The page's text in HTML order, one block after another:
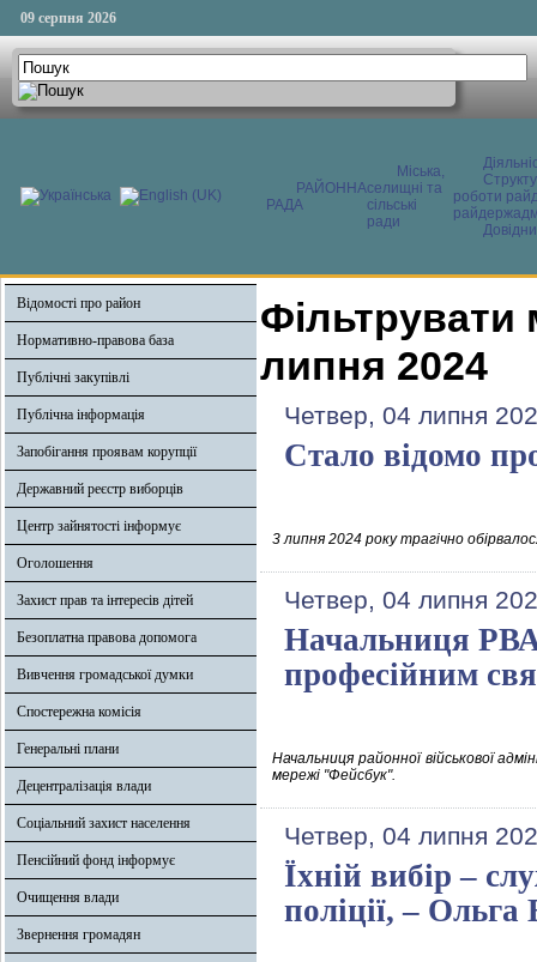
09 серпня 2026
РАЙОННА
РАДА
Міська,
селищні та
сільські
ради
роботи
Відомості про район
Нормативно-правова база
Публічні закупівлі
Публічна інформація
Запобігання проявам корупції
Державний реєстр виборців
Центр зайнятості інформує
Оголошення
Захист прав та інтересів дітей
Безоплатна правова допомога
Вивчення громадської думки
Спостережна комісія
Генеральні плани
Децентралізація влади
Соціальний захист населення
Пенсійний фонд інформує
Очищення влади
Звернення громадян
Фільтрувати
липня 2024
Четвер, 04 липня
Стало відомо
3 липня 2024 року трагічно
Четвер, 04 липня
Начальниця РВА
професійним
Начальниця районної військової
мережі "Фейсбук".
Четвер, 04 липня
Їхній вибір –
поліції, –